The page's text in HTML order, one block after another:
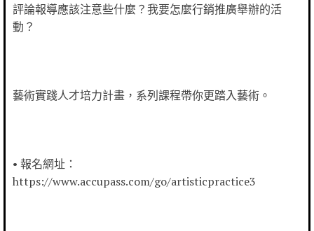
評論報導應該注意些什麼？我要怎麼行銷推廣舉辦的活
動？
藝術實踐人才培力計畫，系列課程帶你更踏入藝術。
• 報名網址：
https://www.accupass.com/go/artisticpractice3